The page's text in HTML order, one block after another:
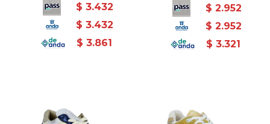
$ 3.432
$ 3.432
$ 3.861
$ 2.952
$ 2.952
$ 3.321